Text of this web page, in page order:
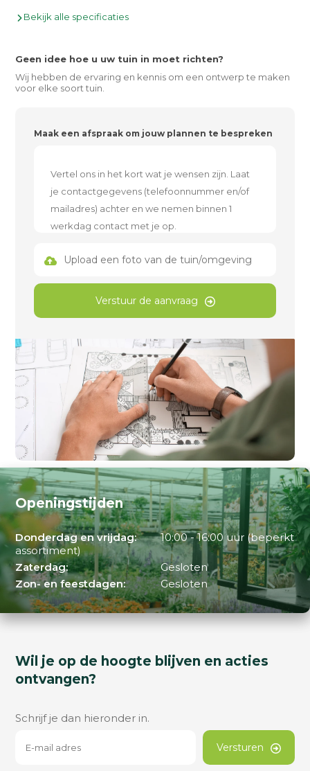
Bekijk alle specificaties
Geen idee hoe u uw tuin in moet richten?
Wij hebben de ervaring en kennis om een ontwerp te maken
voor elke soort tuin.
Maak een afspraak om jouw plannen te bespreken
Upload een foto van de tuin/omgeving
Verstuur de aanvraag
Openingstijden
Donderdag en vrijdag:
10:00 - 16:00 uur (beperkt
assortiment)
Zaterdag:
Gesloten
Zon- en feestdagen:
Gesloten
Wil je op de hoogte blijven en acties
ontvangen?
Schrijf je dan hieronder in.
Versturen